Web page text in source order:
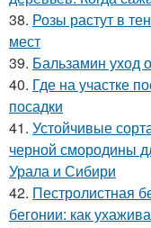
38. Розы растут в
мест
39. Бальзамин уход
40. Где на участке
посадки
41. Устойчивые
черной смородины
Урала и Сибири
42. Пестролистная
бегонии: как